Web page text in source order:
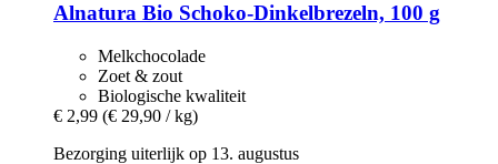
Alnatura Bio Schoko-​Dinkelbrezeln, 100 g
Melkchocolade
Zoet & zout
Biologische kwaliteit
€ 2,99 (€ 29,90 / kg)
Bezorging uiterlijk op 13. augustus